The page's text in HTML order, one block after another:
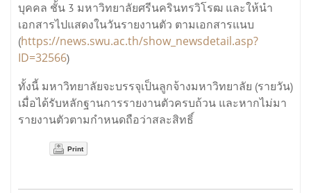
บุคคล ชั้น 3 มหาวิทยาลัยศรีนครินทรวิโรฒ และให้นำ
เอกสารไปแสดงในวันรายงานตัว ตามเอกสารแนบ
(https://news.swu.ac.th/show_newsdetail.asp?
ID=32566)
ทั้งนี้ มหาวิทยาลัยจะบรรจุเป็นลูกจ้างมหาวิทยาลัย (รายวัน)
เมื่อได้รับหลักฐานการรายงานตัวครบถ้วน และหากไม่มา
รายงานตัวตามกำหนดถือว่าสละสิทธิ์
Print